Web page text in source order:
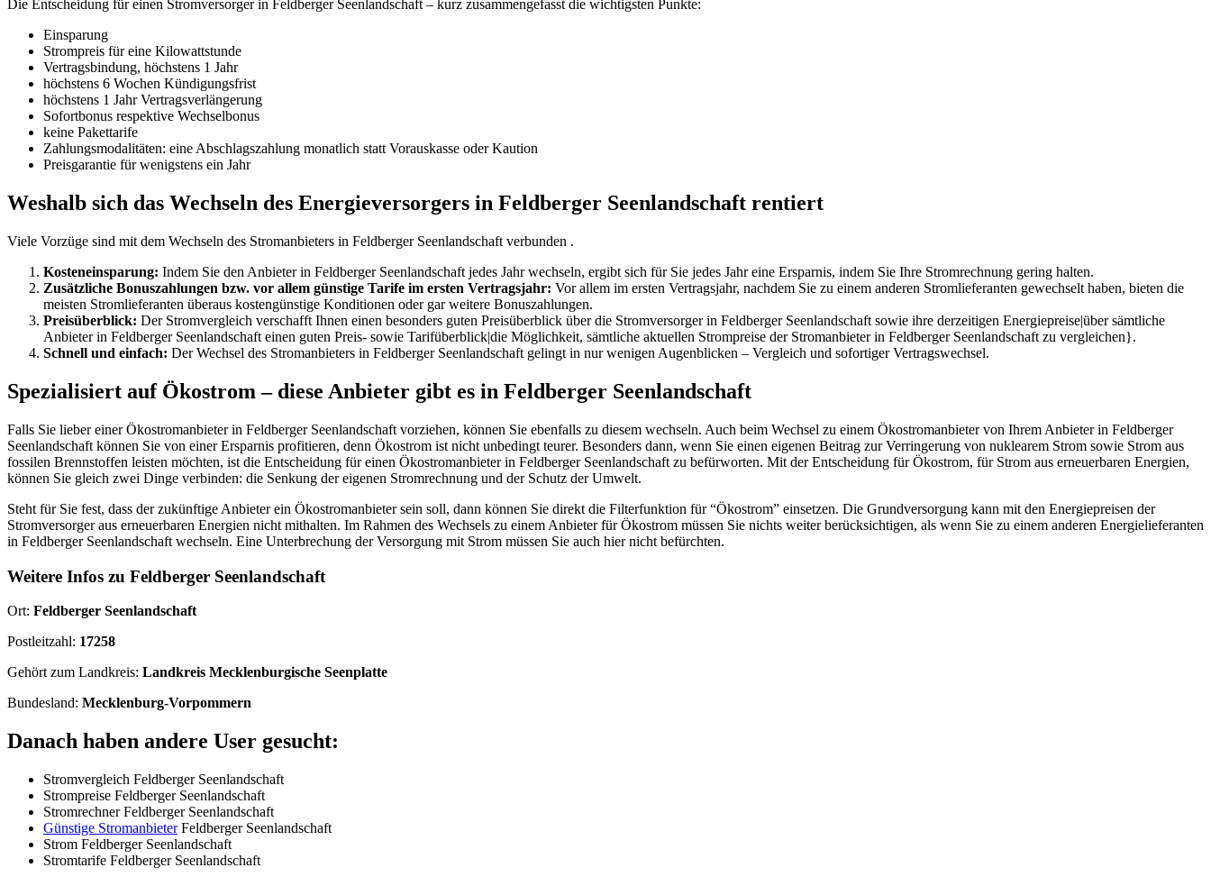
Die Entscheidung für einen Stromversorger in Feldberger Seenlandschaft – kurz zusammengefasst die wichtigsten Punkte:
Einsparung
Strompreis für eine Kilowattstunde
Vertragsbindung, höchstens 1 Jahr
höchstens 6 Wochen Kündigungsfrist
höchstens 1 Jahr Vertragsverlängerung
Sofortbonus respektive Wechselbonus
keine Pakettarife
Zahlungsmodalitäten: eine Abschlagszahlung monatlich statt Vorauskasse oder Kaution
Preisgarantie für wenigstens ein Jahr
Weshalb sich das Wechseln des Energieversorgers in Feldberger Seenlandschaft rentiert
Viele Vorzüge sind mit dem Wechseln des Stromanbieters in Feldberger Seenlandschaft verbunden .
Kosteneinsparung: Indem Sie den Anbieter in Feldberger Seenlandschaft jedes Jahr wechseln, ergibt sich für Sie jedes Jahr eine Ersparnis, indem Sie Ihre Stromrechnung gering halten.
Zusätzliche Bonuszahlungen bzw. vor allem günstige Tarife im ersten Vertragsjahr: Vor allem im ersten Vertragsjahr, nachdem Sie zu einem anderen Stromlieferanten gewechselt haben, bieten die
meisten Stromlieferanten überaus kostengünstige Konditionen oder gar weitere Bonuszahlungen.
Preisüberblick: Der Stromvergleich verschafft Ihnen einen besonders guten Preisüberblick über die Stromversorger in Feldberger Seenlandschaft sowie ihre derzeitigen Energiepreise|über sämtliche
Anbieter in Feldberger Seenlandschaft einen guten Preis- sowie Tarifüberblick|die Möglichkeit, sämtliche aktuellen Strompreise der Stromanbieter in Feldberger Seenlandschaft zu vergleichen}.
Schnell und einfach: Der Wechsel des Stromanbieters in Feldberger Seenlandschaft gelingt in nur wenigen Augenblicken – Vergleich und sofortiger Vertragswechsel.
Spezialisiert auf Ökostrom – diese Anbieter gibt es in Feldberger Seenlandschaft
Falls Sie lieber einer Ökostromanbieter in Feldberger Seenlandschaft vorziehen, können Sie ebenfalls zu diesem wechseln. Auch beim Wechsel zu einem Ökostromanbieter von Ihrem Anbieter in Feldberger
Seenlandschaft können Sie von einer Ersparnis profitieren, denn Ökostrom ist nicht unbedingt teurer. Besonders dann, wenn Sie einen eigenen Beitrag zur Verringerung von nuklearem Strom sowie Strom aus
fossilen Brennstoffen leisten möchten, ist die Entscheidung für einen Ökostromanbieter in Feldberger Seenlandschaft zu befürworten. Mit der Entscheidung für Ökostrom, für Strom aus erneuerbaren Energien,
können Sie gleich zwei Dinge verbinden: die Senkung der eigenen Stromrechnung und der Schutz der Umwelt.
Steht für Sie fest, dass der zukünftige Anbieter ein Ökostromanbieter sein soll, dann können Sie direkt die Filterfunktion für “Ökostrom” einsetzen. Die Grundversorgung kann mit den Energiepreisen der
Stromversorger aus erneuerbaren Energien nicht mithalten. Im Rahmen des Wechsels zu einem Anbieter für Ökostrom müssen Sie nichts weiter berücksichtigen, als wenn Sie zu einem anderen Energielieferanten
in Feldberger Seenlandschaft wechseln. Eine Unterbrechung der Versorgung mit Strom müssen Sie auch hier nicht befürchten.
Weitere Infos zu Feldberger Seenlandschaft
Ort: Feldberger Seenlandschaft
Postleitzahl: 17258
Gehört zum Landkreis: Landkreis Mecklenburgische Seenplatte
Bundesland: Mecklenburg-Vorpommern
Danach haben andere User gesucht:
Stromvergleich Feldberger Seenlandschaft
Strompreise Feldberger Seenlandschaft
Stromrechner Feldberger Seenlandschaft
Günstige StromanbieterFeldberger Seenlandschaft
Strom Feldberger Seenlandschaft
Stromtarife Feldberger Seenlandschaft